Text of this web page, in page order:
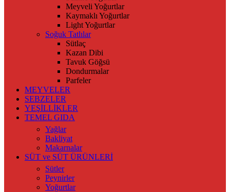
Meyveli Yoğurtlar
Kaymaklı Yoğurtlar
Light Yoğurtlar
Soğuk Tatlılar
Sütlaç
Kazan Dibi
Tavuk Göğsü
Dondurmalar
Parfeler
MEYVELER
SEBZELER
YEŞİLLİKLER
TEMEL GIDA
Yağlar
Bakliyat
Makarnalar
SÜT ve SÜT ÜRÜNLERİ
Sütler
Peynirler
Yoğurtlar